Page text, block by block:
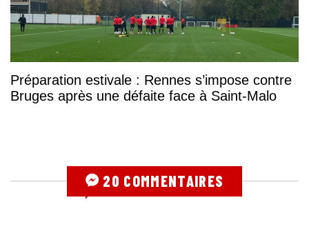
Préparation estivale : Rennes s’impose contre
Bruges après une défaite face à Saint-Malo
20 COMMENTAIRES